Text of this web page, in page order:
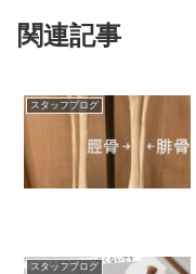
関連記事
スタッフブログ
スタッフブログ